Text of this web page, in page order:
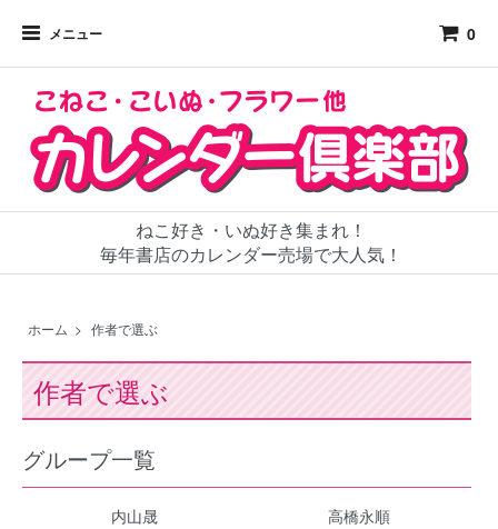
メニュー 0
ねこ好き・いぬ好き集まれ！
毎年書店のカレンダー売場で大人気！
ホーム > 作者で選ぶ
作者で選ぶ
グループ一覧
内山晟 高橋永順